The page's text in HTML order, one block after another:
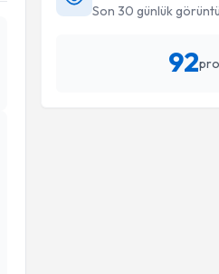
Son 30 günlük
92